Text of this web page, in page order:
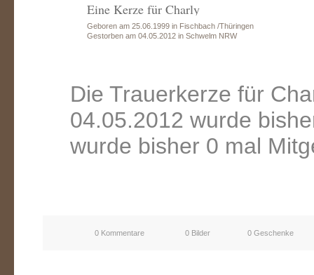
Eine Kerze für Charly
Geboren am 25.06.1999 in Fischbach /Thüringen
Gestorben am 04.05.2012 in Schwelm NRW
Die Trauerkerze für
04.05.2012 wurde
wurde bisher 0 mal
0 Kommentare 0 Bilder 0 Geschenke